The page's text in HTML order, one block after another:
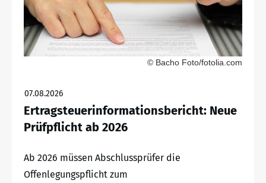
© Bacho Foto/fotolia.com
07.08.2026
Ertragsteuerinformationsbericht: Neue
Prüfpflicht ab 2026
Ab 2026 müssen Abschlussprüfer die
Offenlegungspflicht zum